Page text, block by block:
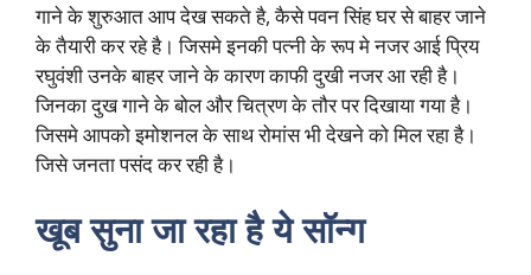
गाने के शुरुआत आप देख सकते है, कैसे पवन सिंह घर से बाहर जाने
के तैयारी कर रहे है। जिसमे इनकी पत्नी के रूप मे नजर आई प्रिय
रघुवंशी उनके बाहर जाने के कारण काफी दुखी नजर आ रही है।
जिनका दुख गाने के बोल और चित्रण के तौर पर दिखाया गया है।
जिसमे आपको इमोशनल के साथ रोमांस भी देखने को मिल रहा है।
जिसे जनता पसंद कर रही है।
खूब सुना जा रहा है ये सॉन्ग